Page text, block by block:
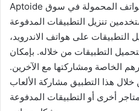
Aptoide واحدًا من أفضل تطبيقات الهواتف المحمولة في سوق
تنزيل التطبيقات المدفوعة
التطبيقات على هواتف الاندرويد،
التطبيقات من خلاله. بإمكان
الخاصة ومشاركتها مع الآخرين.
هذا التطبيق مشاركة الألعاب
أخرى أو التطبيقات المدفوعة